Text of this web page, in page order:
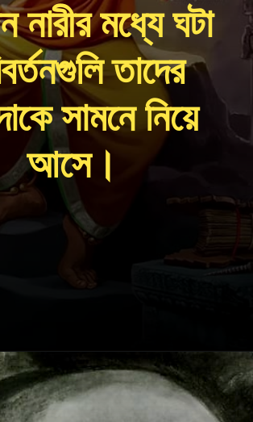
মধ্যে ঘটা
তাদের
সামনে নিয়ে
আসে।